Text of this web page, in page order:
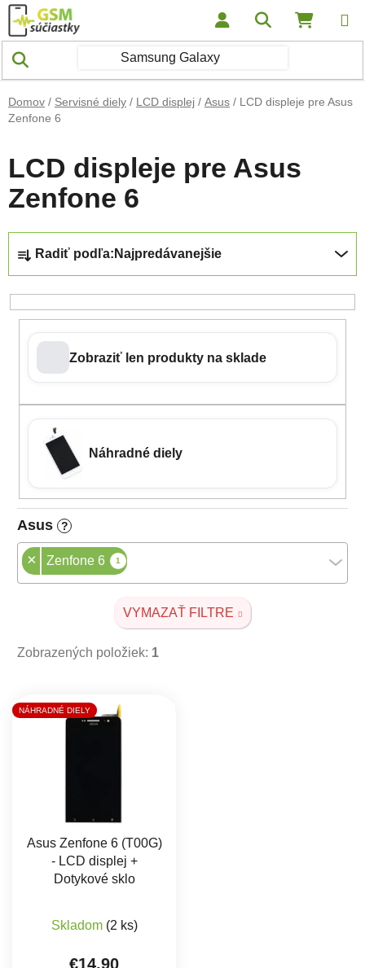
Prejsť na obsah Hľadať
Domov / Servisné diely / LCD displej / Asus / LCD displeje pre Asus
Zenfone 6
LCD displeje pre Asus
Zenfone 6
Radiť podľa: Najpredávanejšie
Zobraziť len produkty na sklade
Náhradné diely
Asus ?
× Zenfone 6 1
VYMAZAŤ FILTRE
Zobrazených položiek: 1
Výpis produktov
NÁHRADNÉ DIELY
Asus Zenfone 6 (T00G)
- LCD displej +
Dotykové sklo
Skladom (2 ks)
€14,90